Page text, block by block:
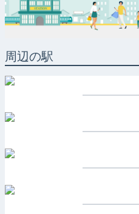
周辺の駅